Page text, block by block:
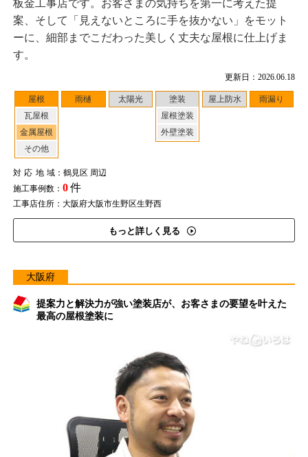
更新日：2026.06.18
屋根
瓦屋根
金属屋根
その他
雨樋 太陽光
塗装
屋根塗装
外壁塗装
屋上防水 雨漏り
対応地域：鶴見区 周辺
施工事例数： 0件
工事店住所：大阪府大阪市生野区生野西
もっと詳しく見る
板金工事店です。お客さまの気持ちを第一に考えた提
案、そして「見えないところに手を抜かない」をモット
ーに、細部までこだわった美しく丈夫な屋根に仕上げま
す。
大阪府
提案力と解決力が強い塗装店が、お客さまの要望を叶えた
最高の屋根塗装に